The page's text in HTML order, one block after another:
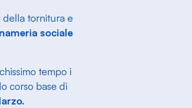
della tornitura e
sociale
tempo i
corso base di